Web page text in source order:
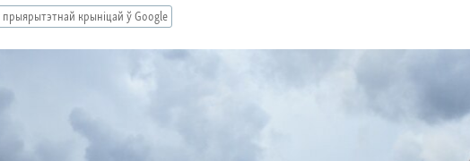
прыярытэтнай крыніцай ў Google